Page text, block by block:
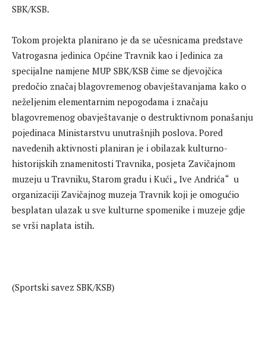
SBK/KSB.
Tokom projekta planirano je da se učesnicama predstave
Vatrogasna jedinica Općine Travnik kao i Jedinica za
specijalne namjene MUP SBK/KSB čime se djevojčica
predočio značaj blagovremenog obavještavanjama kako o
neželjenim elementarnim nepogodama i značaju
blagovremenog obavještavanje o destruktivnom ponašanju
pojedinaca Ministarstvu unutrašnjih poslova. Pored
navedenih aktivnosti planiran je i obilazak kulturno-
historijskih znamenitosti Travnika, posjeta Zavičajnom
muzeju u Travniku, Starom gradu i Kući „ Ive Andrića“ u
organizaciji Zavičajnog muzeja Travnik koji je omogućio
besplatan ulazak u sve kulturne spomenike i muzeje gdje
se vrši naplata istih.
(Sportski savez SBK/KSB)